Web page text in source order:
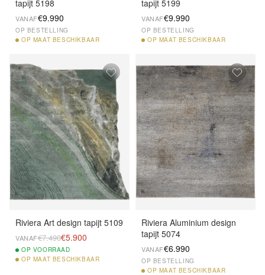
tapijt 5198
VANAF€9.990
OP BESTELLING
OP MAAT BESCHIKBAAR
tapijt 5199
VANAF€9.990
OP BESTELLING
OP MAAT BESCHIKBAAR
Riviera Art design tapijt 5109
VANAF€7.490€5.900
OP VOORRAAD
OP MAAT BESCHIKBAAR
Riviera Aluminium design
tapijt 5074
VANAF€6.990
OP BESTELLING
OP MAAT BESCHIKBAAR